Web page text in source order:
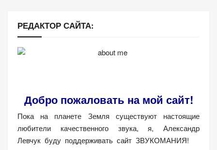
РЕДАКТОР САЙТА:
Добро пожаловать на мой сайт!
Пока на планете Земля существуют настоящие
любители качественного звука, я, Александр
Левчук буду поддерживать сайт ЗВУКОМАНИЯ!